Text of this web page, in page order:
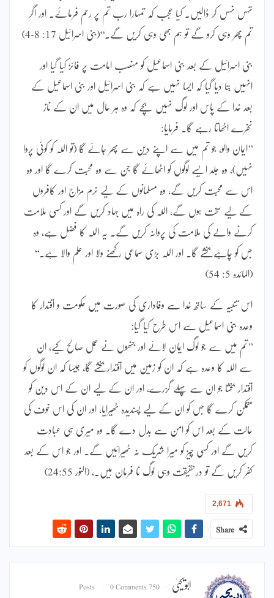
تہس نہس کر ڈالیں۔ کیا عجب کہ تمہارا رب تم پر رحم فرمائے۔ اور اگر
تم پھر وہی کرو گے تو ہم بھی وہی کریں گے۔‘‘(بنی اسرائیل 17: 8-4)
بنی اسرائیل کے بعد بنی اسماعیل کو منصب امامت پر فائز کیا گیا اور
انہیں بتا دیا گیا کہ ایسا نہیں ہے کہ بنی اسرائیل اور بنی اسماعیل کے
بعد خدا کے پاس اور لوگ نہیں بچے کہ وہ ہر حال میں ان کے ناز
نخرے اٹھاتا رہے گا۔ فرمایا:
’’ایمان والو، جو تم میں سے اپنے دین سے پھر جائے گا (تو اللہ کو کوئی پروا
نہیں)، وہ جلد ایسے لوگوں کو اٹھائے گا جن سے وہ محبت کرے گا اور وہ
اس سے محبت کریں گے، وہ مسلمانوں کے لیے نرم مزاج اور کافروں
کے لیے سخت ہوں گے، اللہ کی راہ میں جہاد کریں گے اور کسی ملامت
کرنے والے کی ملامت کی پروانہ کریں گے۔ یہ اللہ کا فضل ہے، وہ
جس کو چاہے بخشے گا۔ اور اللہ بڑی سماعی رکھنے ولا اور علم والا ہے۔‘‘
(المائدہ 5: 54)
اس تنبیہ کے ساتھ خدا سے وفاداری کی صورت میں حکومت و اقتدار کا
وعدہ بنی اسماعیل سے اس طرح کیا گیا:
’’تم میں سے جو لوگ ایمان لائے اور جنھوں نے عمل صالح کیے، ان
سے اللہ کا وعدہ ہے کہ ان کو زمین میں اقتدار بخشے گا، جیسا کہ ان لوگوں کو
اقتدار بخشا جو ان سے پہلے گزرے، اور ان کے لیے ان کے اس دین کو
متمکن کرے گا جس کو ان کے لیے پسندیدہ ٹھیرایا، اور ان کی اس خوف کی
حالت کے بعد اس کو امن سے بدل دے گا۔ وہ میری ہی عبادت
کریں گے اور کسی چیز کو میرا شریک نہ ٹھیرائیں گے۔ اور جو اس کے بعد
کفر کریں گے تو درحقیقت وہی لوگ نا فرمان ہیں۔، (النور 24:55)
2,671
Share
ابویحییٰ 750 Posts
0 Comments